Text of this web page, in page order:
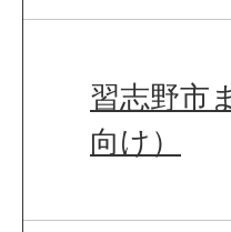
習志野市
向け）